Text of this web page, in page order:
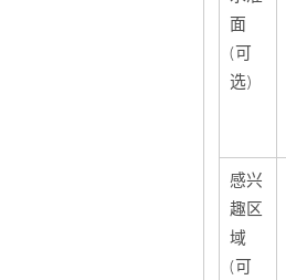
面
(可
选)
感兴
趣区
域
(可